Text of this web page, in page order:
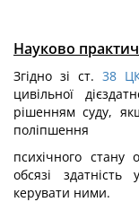
Науково
Згідно зі ст. 38
цивільної
рішенням суду,
поліпшення
психічного
обсязі
керувати ними.